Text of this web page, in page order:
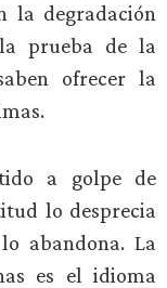
la degradación
prueba de la
ofrecer la
a golpe de
lo desprecia
abandona. La
es el idioma